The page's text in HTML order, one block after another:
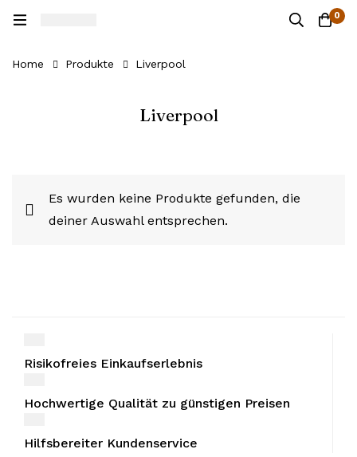
0
Home Produkte Liverpool
Liverpool
Es wurden keine Produkte gefunden, die
deiner Auswahl entsprechen.
Risikofreies Einkaufserlebnis
Hochwertige Qualität zu günstigen Preisen
Hilfsbereiter Kundenservice